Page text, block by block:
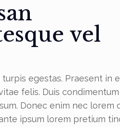
vel
egestas. Praesent in
felis. Duis
Donec enim nec lorem
ipsum lorem pretium